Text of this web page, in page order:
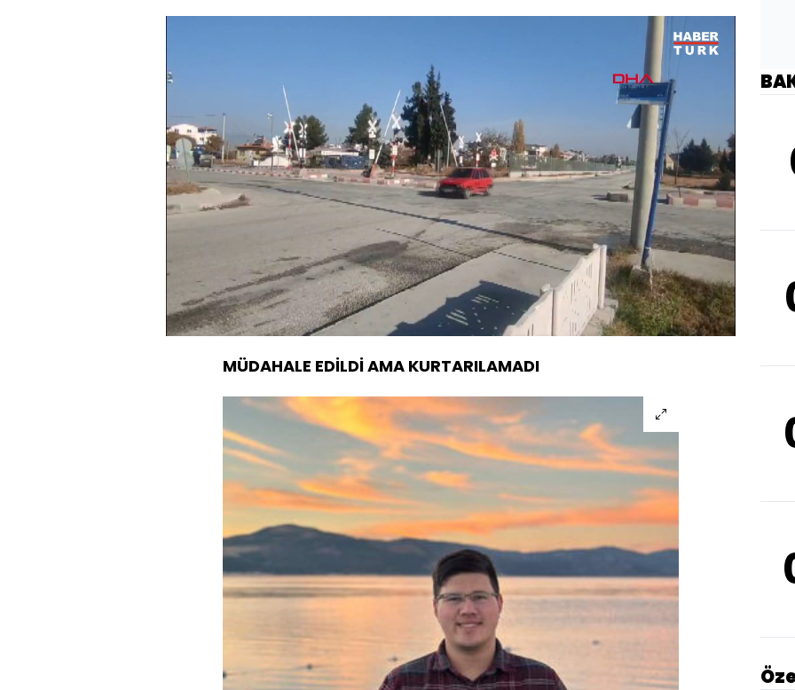
Sesi
Aç
720
Yüklendi
76.47%
Oynatma
Hızı
MÜDAHALE EDİLDİ AMA KURTARILAMADI